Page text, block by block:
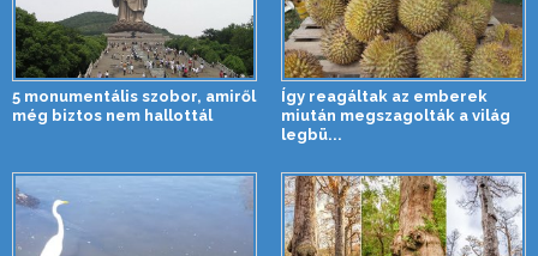
5 monumentális szobor, amiről
még biztos nem hallottál
Így reagáltak az emberek
miután megszagolták a világ
legbü...